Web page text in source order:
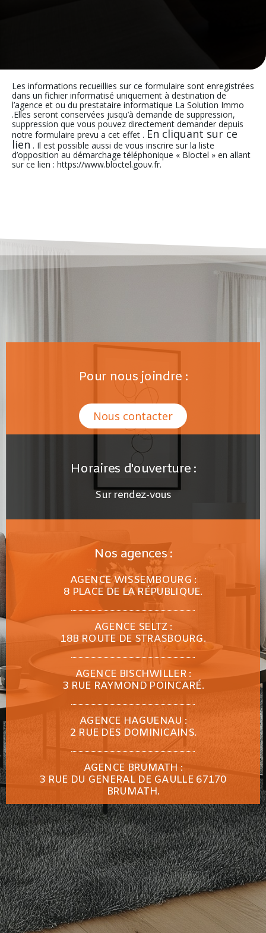
Les informations recueillies sur ce formulaire sont enregistrées
dans un fichier informatisé uniquement à destination de
l’agence et ou du prestataire informatique La Solution Immo
.Elles seront conservées jusqu’à demande de suppression,
suppression que vous pouvez directement demander depuis
notre formulaire prevu a cet effet . En cliquant sur ce
lien . Il est possible aussi de vous inscrire sur la liste
d’opposition au démarchage téléphonique « Bloctel » en allant
sur ce lien : https://www.bloctel.gouv.fr.
Pour nous joindre :
Nous contacter
Horaires d'ouverture :
Sur rendez-vous
Nos agences :
AGENCE WISSEMBOURG :
8 PLACE DE LA RÉPUBLIQUE.
AGENCE SELTZ :
18B ROUTE DE STRASBOURG.
AGENCE BISCHWILLER :
3 RUE RAYMOND POINCARÉ.
AGENCE HAGUENAU :
2 RUE DES DOMINICAINS.
AGENCE BRUMATH :
3 RUE DU GENERAL DE GAULLE 67170
BRUMATH.